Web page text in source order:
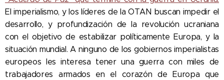
El imperialismo, y los líderes de la OTAN buscan impedir el
desarrollo, y profundización de la revolución ucraniana
con el objetivo de estabilizar políticamente Europa, y la
situación mundial. A ninguno de los gobiernos imperialistas
europeos les interesa tener una guerra con miles de
trabajadores armados en el corazón de Europa que